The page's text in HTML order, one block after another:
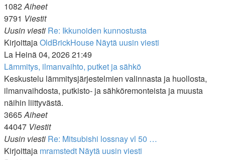
1082Aiheet
9791 Viestit
Uusin viesti Re: Ikkunoiden kunnostusta
KirjoittajaOldBrickHouse Näytä uusin viesti
La Heinä 04, 2026 21:49
Lämmitys, ilmanvaihto, putket ja sähkö
Keskustelu lämmitysjärjestelmien valinnasta ja huollosta,
ilmanvaihdosta, putkisto- ja sähköremonteista ja muusta
näihin liittyvästä.
3665Aiheet
44047 Viestit
Uusin viesti Re: Mitsubishi lossnay vl 50 …
Kirjoittaja mramstedt Näytä uusin viesti